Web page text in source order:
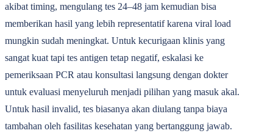
akibat timing, mengulang tes 24‒48 jam kemudian bisa
memberikan hasil yang lebih representatif karena viral load
mungkin sudah meningkat. Untuk kecurigaan klinis yang
sangat kuat tapi tes antigen tetap negatif, eskalasi ke
pemeriksaan PCR atau konsultasi langsung dengan dokter
untuk evaluasi menyeluruh menjadi pilihan yang masuk akal.
Untuk hasil invalid, tes biasanya akan diulang tanpa biaya
tambahan oleh fasilitas kesehatan yang bertanggung jawab.